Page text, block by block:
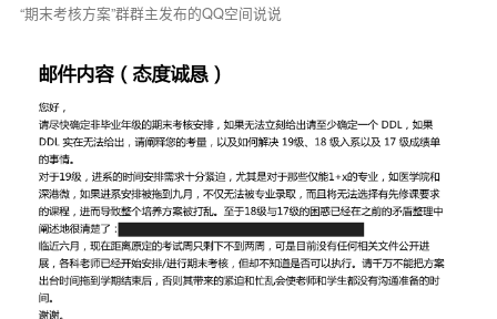
“期末考核方案”群群主发布的QQ空间说说